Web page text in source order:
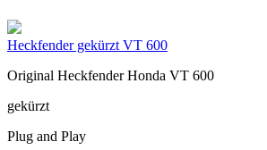
Heckfender gekürzt VT 600
Original Heckfender Honda VT 600
gekürzt
Plug and Play